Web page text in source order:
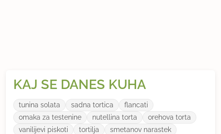
KAJ SE DANES KUHA
tunina solata sadna tortica
flancati
omaka za testenine
nutellina torta
orehova torta
vanilijevi piskoti
tortilja
smetanov narastek